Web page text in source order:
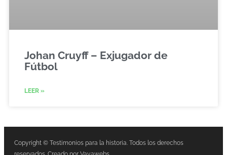
Johan Cruyff – Exjugador de
Fútbol
LEER »
Copyright © Testimonios para la historia. Todos los derechos